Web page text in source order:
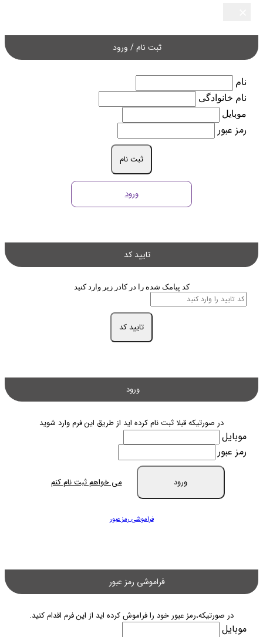
ثبت نام / ورود
نام
نام خانوادگی
موبایل
رمز عبور
ثبت نام
ورود
تایید کد
کد پیامک شده را در کادر زیر وارد کنید
تایید کد
ورود
در صورتیکه قبلا ثبت نام کرده اید از طریق این فرم وارد شوید
موبایل
رمز عبور
ورود می خواهم ثبت نام کنم
فراموشی رمز عبور
فراموشی رمز عبور
در صورتیکه،رمز عبور خود را فراموش کرده اید از این فرم اقدام کنید.
موبایل